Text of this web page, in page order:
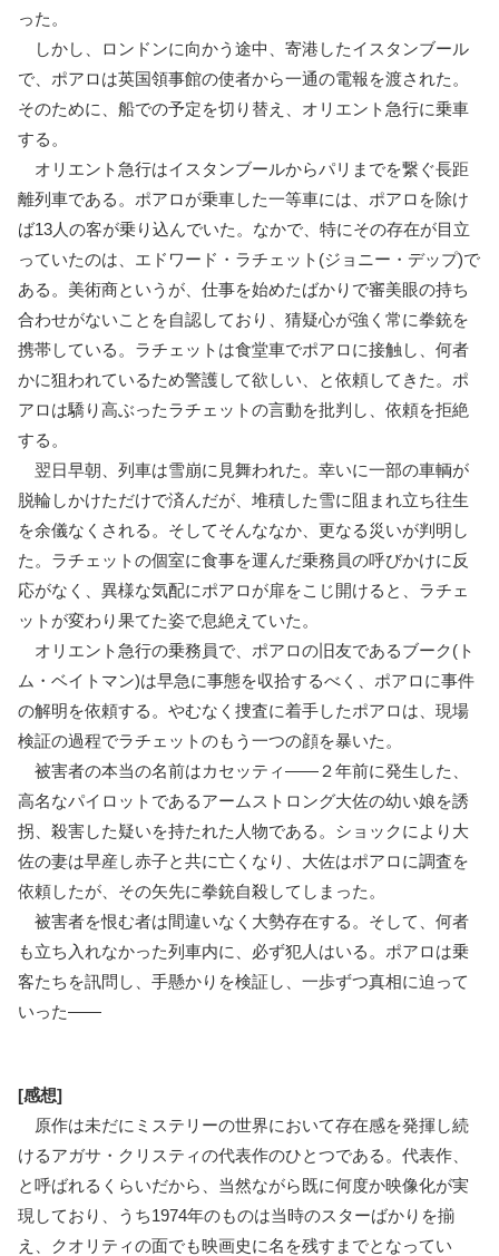
った。
しかし、ロンドンに向かう途中、寄港したイスタンブール
で、ポアロは英国領事館の使者から一通の電報を渡された。
そのために、船での予定を切り替え、オリエント急行に乗車
する。
オリエント急行はイスタンブールからパリまでを繋ぐ長距
離列車である。ポアロが乗車した一等車には、ポアロを除け
ば13人の客が乗り込んでいた。なかで、特にその存在が目立
っていたのは、エドワード・ラチェット(ジョニー・デップ)で
ある。美術商というが、仕事を始めたばかりで審美眼の持ち
合わせがないことを自認しており、猜疑心が強く常に拳銃を
携帯している。ラチェットは食堂車でポアロに接触し、何者
かに狙われているため警護して欲しい、と依頼してきた。ポ
アロは驕り高ぶったラチェットの言動を批判し、依頼を拒絶
する。
翌日早朝、列車は雪崩に見舞われた。幸いに一部の車輌が
脱輪しかけただけで済んだが、堆積した雪に阻まれ立ち往生
を余儀なくされる。そしてそんななか、更なる災いが判明し
た。ラチェットの個室に食事を運んだ乗務員の呼びかけに反
応がなく、異様な気配にポアロが扉をこじ開けると、ラチェ
ットが変わり果てた姿で息絶えていた。
オリエント急行の乗務員で、ポアロの旧友であるブーク(ト
ム・ベイトマン)は早急に事態を収拾するべく、ポアロに事件
の解明を依頼する。やむなく捜査に着手したポアロは、現場
検証の過程でラチェットのもう一つの顔を暴いた。
被害者の本当の名前はカセッティ――２年前に発生した、
高名なパイロットであるアームストロング大佐の幼い娘を誘
拐、殺害した疑いを持たれた人物である。ショックにより大
佐の妻は早産し赤子と共に亡くなり、大佐はポアロに調査を
依頼したが、その矢先に拳銃自殺してしまった。
被害者を恨む者は間違いなく大勢存在する。そして、何者
も立ち入れなかった列車内に、必ず犯人はいる。ポアロは乗
客たちを訊問し、手懸かりを検証し、一歩ずつ真相に迫って
いった――
[感想]
原作は未だにミステリーの世界において存在感を発揮し続
けるアガサ・クリスティの代表作のひとつである。代表作、
と呼ばれるくらいだから、当然ながら既に何度か映像化が実
現しており、うち1974年のものは当時のスターばかりを揃
え、クオリティの面でも映画史に名を残すまでとなってい